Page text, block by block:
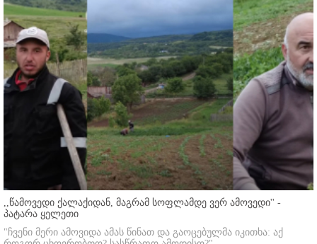
,,წამოვედი ქალაქიდან, მაგრამ სოფლამდე ვერ ამოვედი'' -
პატარა ყელეთი
"ჩვენი მერი ამოვიდა ამას წინათ და გაოცებულმა იკითხა: აქ